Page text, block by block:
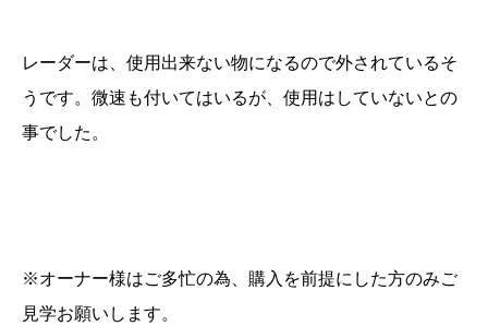
レーダーは、使用出来ない物になるので外されているそ
うです。微速も付いてはいるが、使用はしていないとの
事でした。
※オーナー様はご多忙の為、購入を前提にした方のみご
見学お願いします。